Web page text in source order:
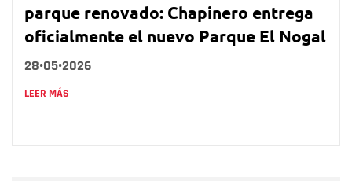
parque renovado: Chapinero entrega
oficialmente el nuevo Parque El Nogal
28•05•2026
LEER MÁS